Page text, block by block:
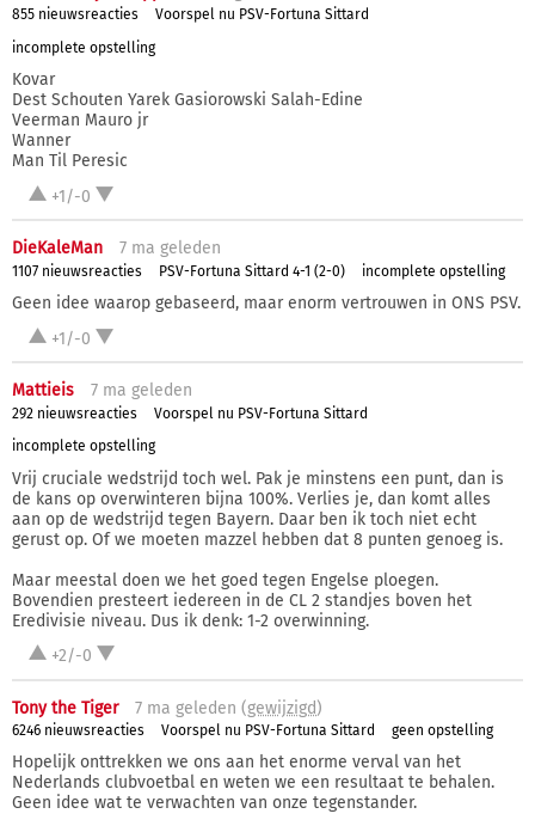
855 nieuwsreacties
Voorspel nu PSV-Fortuna Sittard
incomplete opstelling
Kovar
Dest Schouten Yarek Gasiorowski Salah-Edine
Veerman Mauro jr
Wanner
Man Til Peresic
+1/-0
DieKaleMan 7 ma geleden
1107 nieuwsreacties PSV-Fortuna Sittard 4-1 (2-0) incomplete opstelling
Geen idee waarop gebaseerd, maar enorm vertrouwen in ONS PSV.
+1/-0
Mattieis 7 ma geleden
292 nieuwsreacties
Voorspel nu PSV-Fortuna Sittard
incomplete opstelling
Vrij cruciale wedstrijd toch wel. Pak je minstens een punt, dan is
de kans op overwinteren bijna 100%. Verlies je, dan komt alles
aan op de wedstrijd tegen Bayern. Daar ben ik toch niet echt
gerust op. Of we moeten mazzel hebben dat 8 punten genoeg is.
Maar meestal doen we het goed tegen Engelse ploegen.
Bovendien presteert iedereen in de CL 2 standjes boven het
Eredivisie niveau. Dus ik denk: 1-2 overwinning.
+2/-0
Tony the Tiger 7 ma geleden (gewijzigd)
6246 nieuwsreacties Voorspel nu PSV-Fortuna Sittard geen opstelling
Hopelijk onttrekken we ons aan het enorme verval van het
Nederlands clubvoetbal en weten we een resultaat te behalen.
Geen idee wat te verwachten van onze tegenstander.